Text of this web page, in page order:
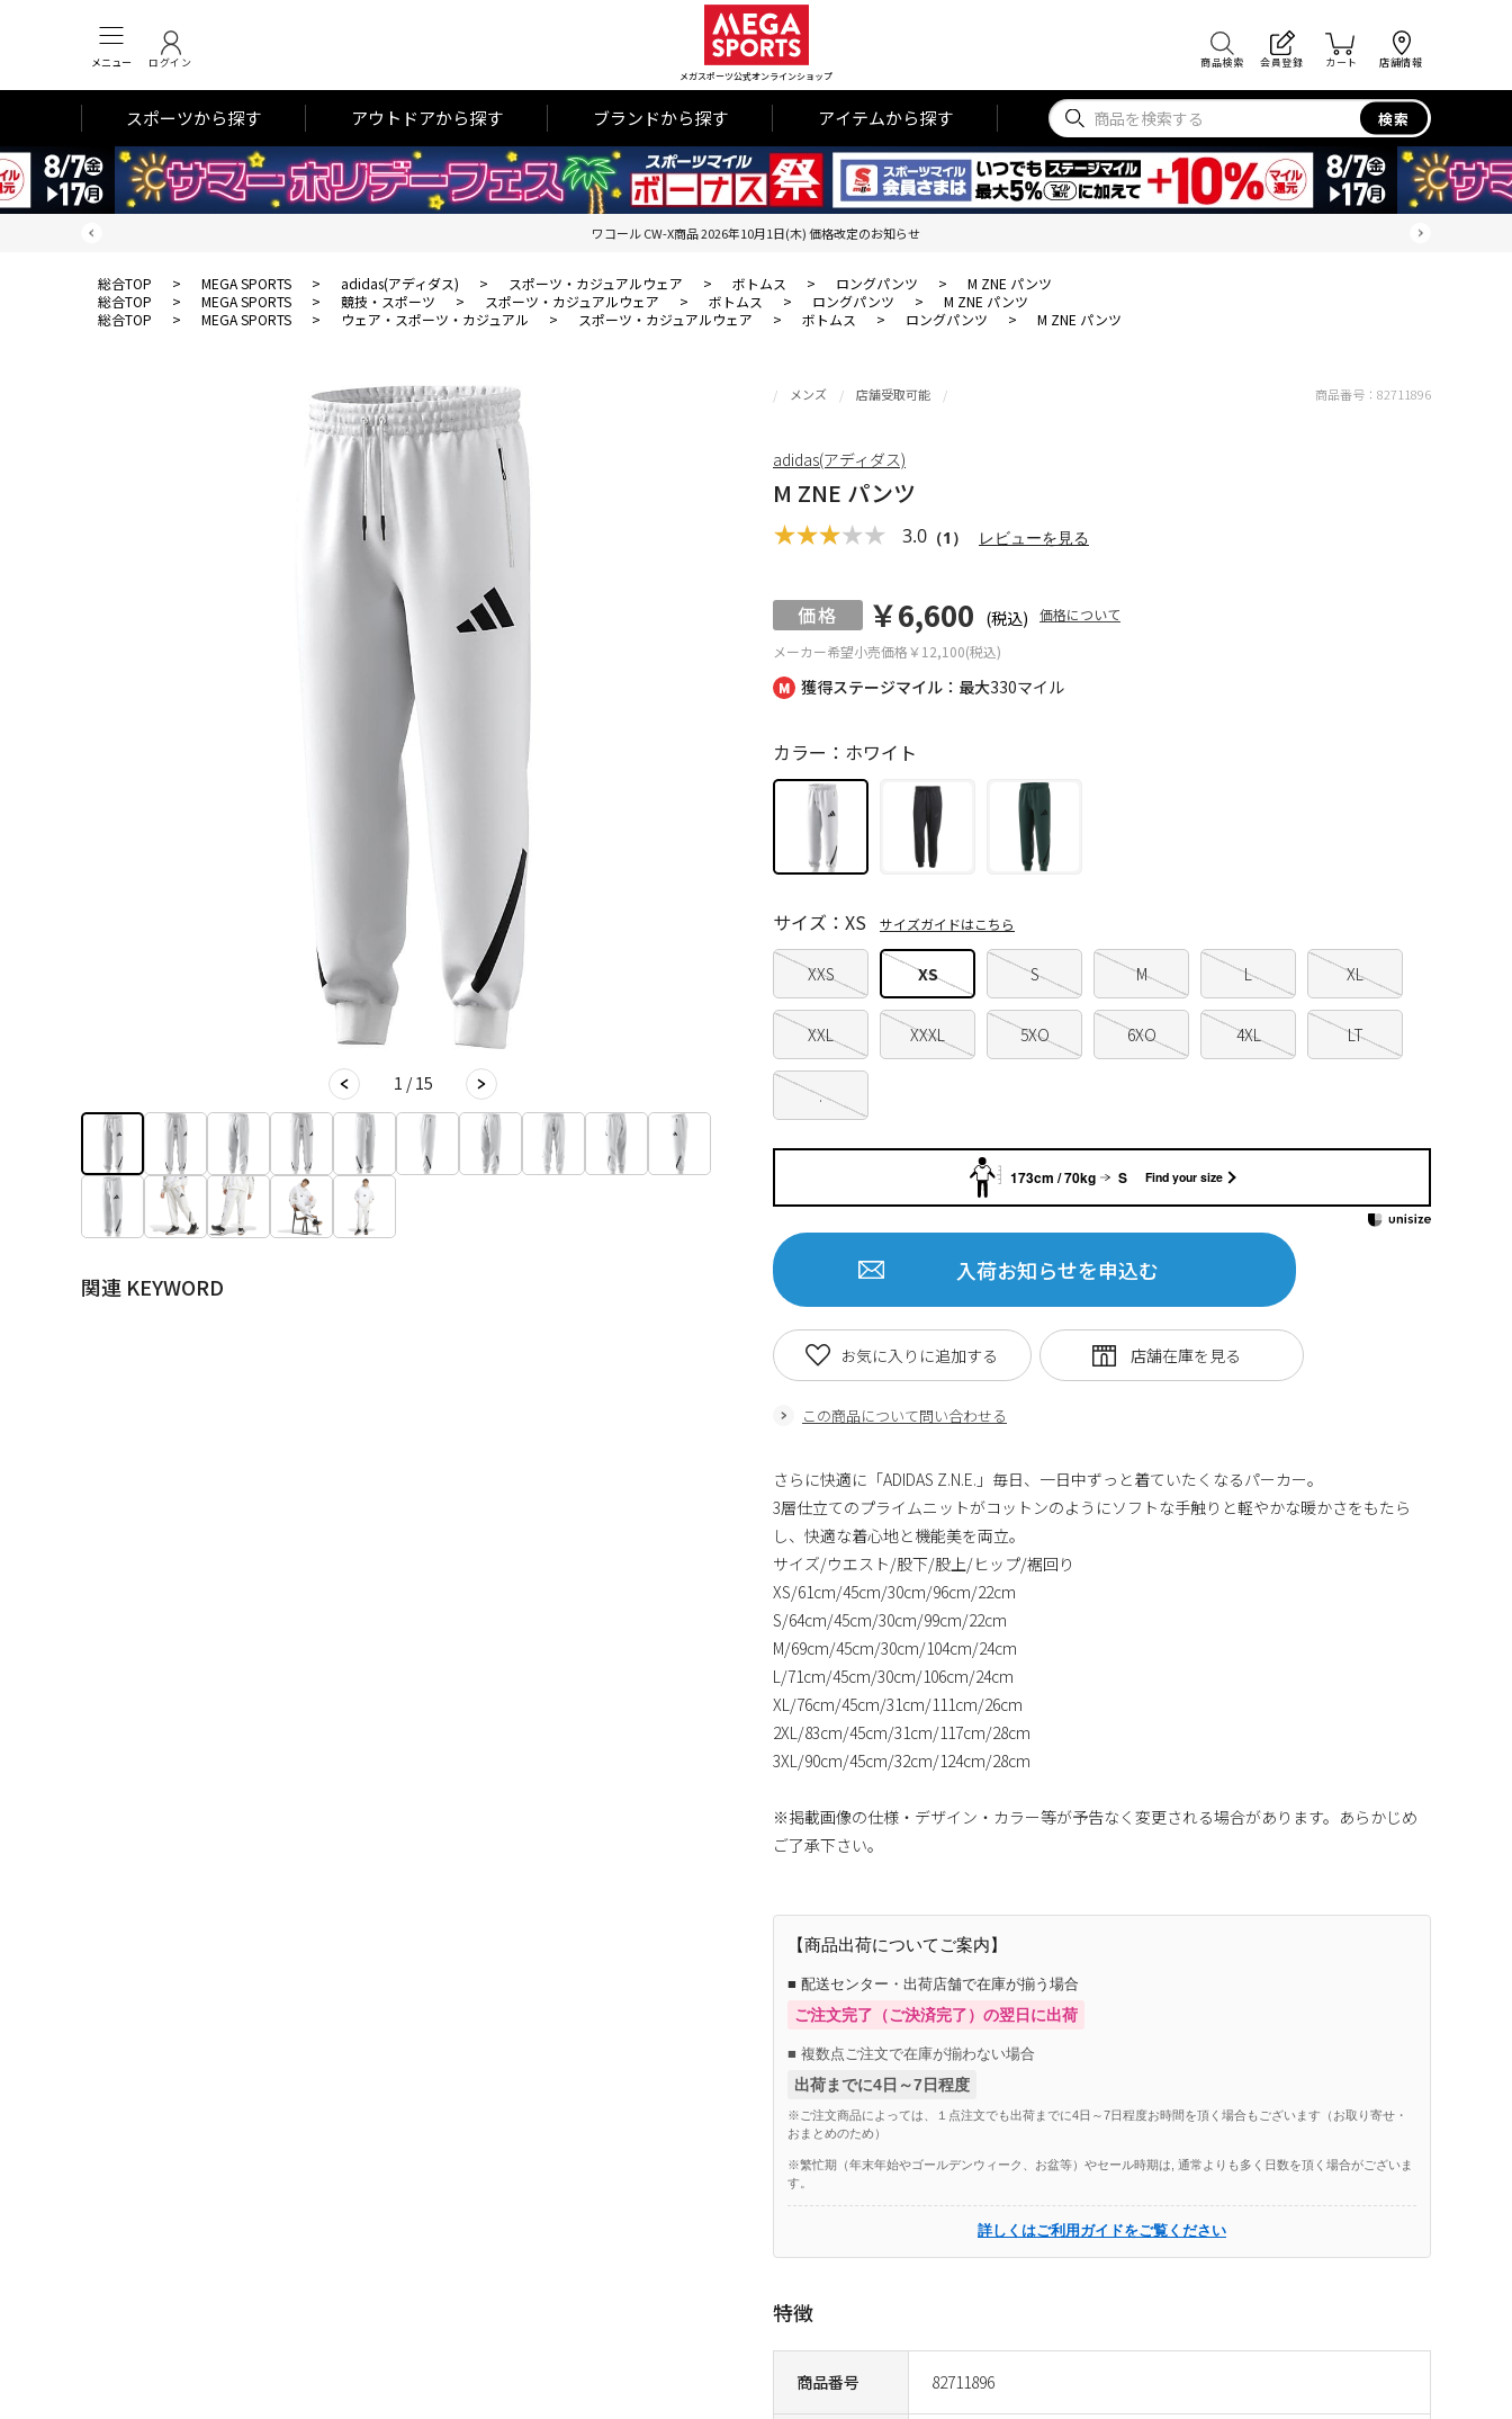
メニュー ログイン
メガスポーツ公式オンラインショップ
商品検索 会員登録 カート 店舗情報
スポーツから探す アウトドアから探す ブランドから探す アイテムから探す 検索
ワコール CW-X商品 2026年10月1日(木) 価格改定のお知らせ
総合TOP > MEGA SPORTS > adidas(アディダス) > スポーツ・カジュアルウェア > ボトムス > ロングパンツ >
M ZNE パンツ
総合TOP
> MEGA SPORTS > 競技・スポーツ > スポーツ・カジュアルウェア > ボトムス > ロングパンツ >
M ZNE パンツ
総合TOP
> MEGA SPORTS > ウェア・スポーツ・カジュアル > スポーツ・カジュアルウェア > ボトムス > ロングパンツ > M ZNE パンツ
1 / 15
関連 KEYWORD
獲得ステージマイル：最大330マイル
メンズ 店舗受取可能
M ZNE パンツ
3.0 （1） レビューを見る
メーカー希望小売価格￥12,100(税込)
￥6,600 (税込) 価格について
商品番号 82711896
カラー：ホワイト
XXS XS S M L XL
XXL XXXL 5XO 6XO 4XL LT
.
サイズ：XS サイズガイドはこちら
入荷お知らせを申込む
この商品について問い合わせる
お気に入りに追加する
商品番号： 82711896
adidas(アディダス)
さらに快適に「ADIDAS Z.N.E.」毎日、一日中ずっと着ていたくなるパーカー。
3層仕立てのプライムニットがコットンのようにソフトな手触りと軽やかな暖かさをもたら
し、快適な着心地と機能美を両立。
サイズ/ウエスト/股下/股上/ヒップ/裾回り
XS/61cm/45cm/30cm/96cm/22cm
S/64cm/45cm/30cm/99cm/22cm
M/69cm/45cm/30cm/104cm/24cm
L/71cm/45cm/30cm/106cm/24cm
XL/76cm/45cm/31cm/111cm/26cm
2XL/83cm/45cm/31cm/117cm/28cm
3XL/90cm/45cm/32cm/124cm/28cm
※掲載画像の仕様・デザイン・カラー等が予告なく変更される場合があります。あらかじめ
ご了承下さい。
【商品出荷についてご案内】
■ 配送センター・出荷店舗で在庫が揃う場合
ご注文完了（ご決済完了）の翌日に出荷
■ 複数点ご注文で在庫が揃わない場合
出荷までに4日～7日程度
※ご注文商品によっては、１点注文でも出荷までに4日～7日程度お時間を頂く場合もございます（お取り寄せ・
おまとめのため）
※繁忙期（年末年始やゴールデンウィーク、お盆等）やセール時期は, 通常よりも多く日数を頂く場合がございま
す。
詳しくはご利用ガイドをご覧ください
特徴
173cm / 70kg S Find your size